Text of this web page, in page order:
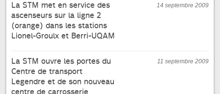
14 septembre 2009
La STM met en service des
ascenseurs sur la ligne 2
(orange) dans les stations
Lionel-Groulx et Berri-UQAM
11 septembre 2009
La STM ouvre les portes du
Centre de transport
Legendre et de son nouveau
centre de carrosserie